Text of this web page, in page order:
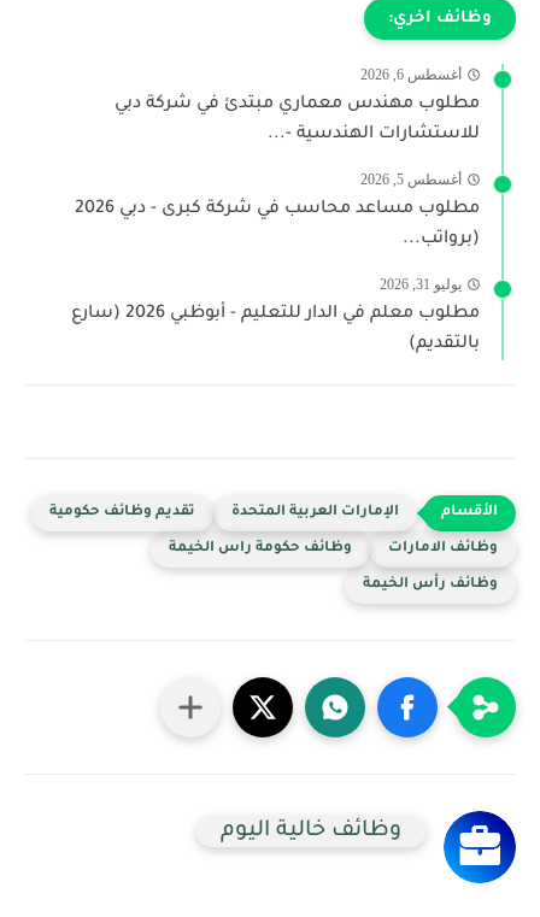
وظائف اخري:
أغسطس 6, 2026
مطلوب مهندس معماري مبتدئ في شركة دبي
للاستشارات الهندسية -...
أغسطس 5, 2026
مطلوب مساعد محاسب في شركة كبرى - دبي 2026
(برواتب...
يوليو 31, 2026
مطلوب معلم في الدار للتعليم - أبوظبي 2026 (سارع
بالتقديم)
الإمارات العربية المتحدة تقديم وظائف حكومية
وظائف الامارات وظائف حكومة راس الخيمة
وظائف رأس الخيمة
وظائف خالية اليوم